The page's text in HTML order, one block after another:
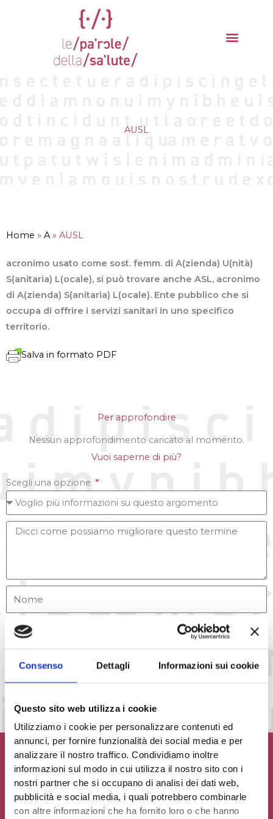
Consenso Dettagli Informazioni sui cookie
Questo sito web utilizza i cookie
Utilizziamo i cookie per personalizzare contenuti ed
annunci, per fornire funzionalità dei social media e per
analizzare il nostro traffico. Condividiamo inoltre
informazioni sul modo in cui utilizza il nostro sito con i
nostri partner che si occupano di analisi dei dati web,
pubblicità e social media, i quali potrebbero combinarle
con altre informazioni che ha fornito loro o che hanno
AUSL
Home » A» AUSL
acronimo usato come sost. femm. di A(zienda) U(nità)
S(anitaria) L(ocale), si può trovare anche ASL, acronimo
di A(zienda) S(anitaria) L(ocale). Ente pubblico che si
occupa di offrire i servizi sanitari in uno specifico
territorio.
Salva in formato PDF
Per approfondire
Nessun approfondimento caricato al momento.
Vuoi saperne di più?
Scegli una opzione
Accetto la Privacy Policydel sito web
Contribuisci al glossario